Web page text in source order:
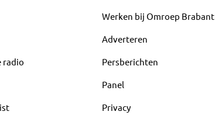
radio
Werken bij Omroep Brabant
Adverteren
Persberichten
Panel
Privacy